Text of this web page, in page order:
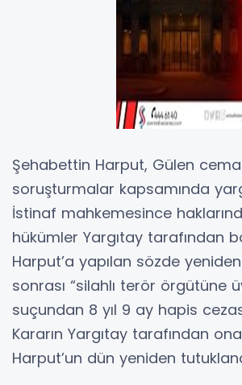
Şehabettin Harput, Gülen
soruşturmalar kapsamında
İstinaf mahkemesince
hükümler Yargıtay tarafından
Harput’a yapılan sözde
sonrası “silahlı terör örgütüne
suçundan 8 yıl 9 ay hapis
Kararın Yargıtay tarafından
Harput’un dün yeniden